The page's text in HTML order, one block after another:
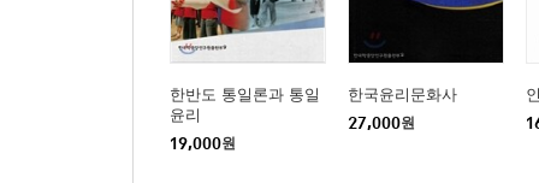
한반도 통일론과 통일
윤리
19,000원
한국윤리문화사
27,000원